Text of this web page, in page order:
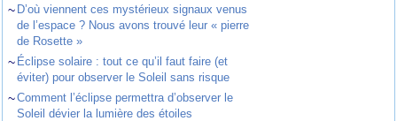
~ D’où viennent ces mystérieux signaux venus
de l’espace ? Nous avons trouvé leur « pierre
de Rosette »
~ Éclipse solaire : tout ce qu’il faut faire (et
éviter) pour observer le Soleil sans risque
~Comment l’éclipse permettra d’observer le
Soleil dévier la lumière des étoiles